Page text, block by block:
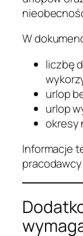
W
liczbę
urlop
urlop
okresy
Informacje